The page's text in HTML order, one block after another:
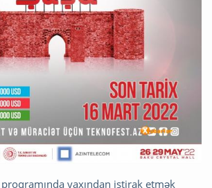
yaxından iştirak etmək